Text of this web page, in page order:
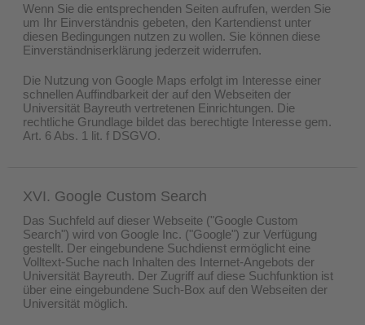
Wenn Sie die entsprechenden Seiten aufrufen, werden Sie
um Ihr Einverständnis gebeten, den Kartendienst unter
diesen Bedingungen nutzen zu wollen. Sie können diese
Einverständniserklärung jederzeit widerrufen.
Die Nutzung von Google Maps erfolgt im Interesse einer
schnellen Auffindbarkeit der auf den Webseiten der
Universität Bayreuth vertretenen Einrichtungen. Die
rechtliche Grundlage bildet das berechtigte Interesse gem.
Art. 6 Abs. 1 lit. f DSGVO.
XVI. Google Custom Search
Das Suchfeld auf dieser Webseite ("Google Custom
Search") wird von Google Inc. ("Google") zur Verfügung
gestellt. Der eingebundene Suchdienst ermöglicht eine
Volltext-Suche nach Inhalten des Internet-Angebots der
Universität Bayreuth. Der Zugriff auf diese Suchfunktion ist
über eine eingebundene Such-Box auf den Webseiten der
Universität möglich.